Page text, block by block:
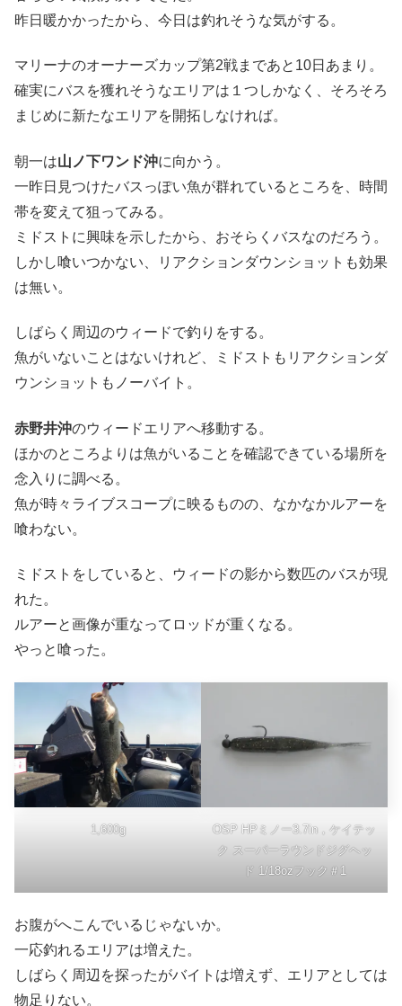
昨日暖かかったから、今日は釣れそうな気がする。
マリーナのオーナーズカップ第2戦まであと10日あまり。
確実にバスを獲れそうなエリアは１つしかなく、そろそろ
まじめに新たなエリアを開拓しなければ。
朝一は山ノ下ワンド沖に向かう。
一昨日見つけたバスっぽい魚が群れているところを、時間
帯を変えて狙ってみる。
ミドストに興味を示したから、おそらくバスなのだろう。
しかし喰いつかない、リアクションダウンショットも効果
は無い。
しばらく周辺のウィードで釣りをする。
魚がいないことはないけれど、ミドストもリアクションダ
ウンショットもノーバイト。
赤野井沖のウィードエリアへ移動する。
ほかのところよりは魚がいることを確認できている場所を
念入りに調べる。
魚が時々ライブスコープに映るものの、なかなかルアーを
喰わない。
ミドストをしていると、ウィードの影から数匹のバスが現
れた。
ルアーと画像が重なってロッドが重くなる。
やっと喰った。
1,600g
OSP HPミノー3.7in，ケイテッ
ク スーパーラウンドジグヘッ
ド 1/18ozフック＃1
お腹がへこんでいるじゃないか。
一応釣れるエリアは増えた。
しばらく周辺を探ったがバイトは増えず、エリアとしては
物足りない。